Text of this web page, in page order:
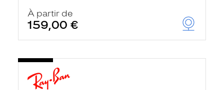
À partir de
159,00 €